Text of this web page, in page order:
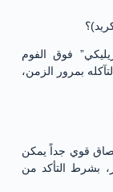
فوق الفوم
بمرور الزمن،
قوي جداً يمكن
بشرط التأكد من